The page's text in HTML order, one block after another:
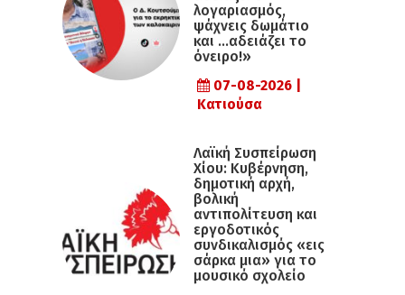
λογαριασμός,
ψάχνεις δωμάτιο
και …αδειάζει το
όνειρο!»
07-08-2026 |
Κατιούσα
Λαϊκή Συσπείρωση
Χίου: Κυβέρνηση,
δημοτική αρχή,
βολική
αντιπολίτευση και
εργοδοτικός
συνδικαλισμός «εις
σάρκα μια» για το
μουσικό σχολείο